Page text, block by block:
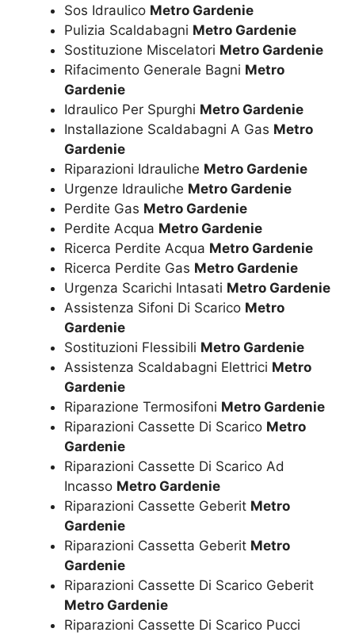
Sos Idraulico Metro Gardenie
Pulizia Scaldabagni Metro Gardenie
Sostituzione Miscelatori Metro Gardenie
Rifacimento Generale Bagni Metro
Gardenie
Idraulico Per Spurghi Metro Gardenie
Installazione Scaldabagni A Gas Metro
Gardenie
Riparazioni Idrauliche Metro Gardenie
Urgenze Idrauliche Metro Gardenie
Perdite Gas Metro Gardenie
Perdite Acqua Metro Gardenie
Ricerca Perdite Acqua Metro Gardenie
Ricerca Perdite Gas Metro Gardenie
Urgenza Scarichi Intasati Metro Gardenie
Assistenza Sifoni Di Scarico Metro
Gardenie
Sostituzioni Flessibili Metro Gardenie
Assistenza Scaldabagni Elettrici Metro
Gardenie
Riparazione Termosifoni Metro Gardenie
Riparazioni Cassette Di Scarico Metro
Gardenie
Riparazioni Cassette Di Scarico Ad
Incasso Metro Gardenie
Riparazioni Cassette Geberit Metro
Gardenie
Riparazioni Cassetta Geberit Metro
Gardenie
Riparazioni Cassette Di Scarico Geberit
Metro Gardenie
Riparazioni Cassette Di Scarico Pucci